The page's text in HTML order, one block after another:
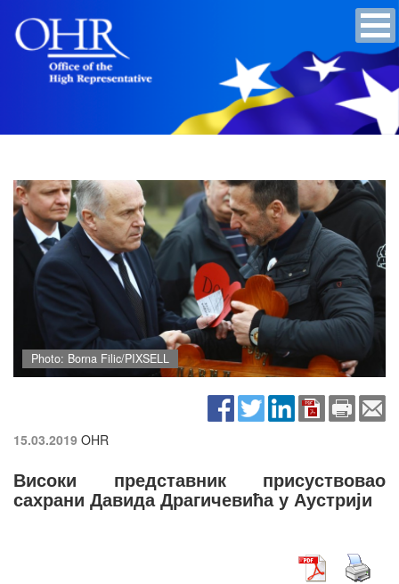
Photo: Borna Filic/PIXSELL
15.03.2019 OHR
Високи представник присуствовао
сахрани Давида Драгичевића у Аустрији